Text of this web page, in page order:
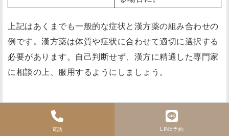
上記はあくまでも一般的な症状と漢方薬の組み合わせの
例です。漢方薬は体質や症状に合わせて適切に選択する
必要があります。自己判断せず、漢方に精通した専門家
に相談の上、服用するようにしましょう。
5. 漢方薬の選び方
電話 LINE予約